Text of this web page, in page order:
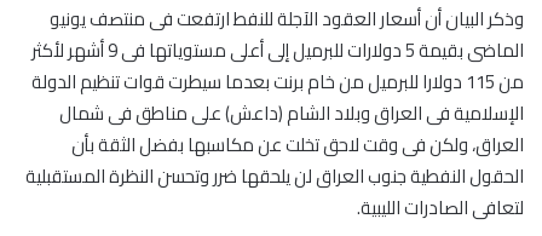
وذكر البيان أن أسعار العقود الآجلة للنفط ارتفعت فى منتصف يونيو
الماضى بقيمة 5 دولارات للبرميل إلى أعلى مستوياتها فى 9 أشهر لأكثر
من 115 دولارا للبرميل من خام برنت بعدما سيطرت قوات تنظيم الدولة
الإسلامية فى العراق وبلاد الشام (داعش) على مناطق فى شمال
العراق، ولكن فى وقت لاحق تخلت عن مكاسبها بفضل الثقة بأن
الحقول النفطية جنوب العراق لن يلحقها ضرر وتحسن النظرة المستقبلية
لتعافى الصادرات الليبية.